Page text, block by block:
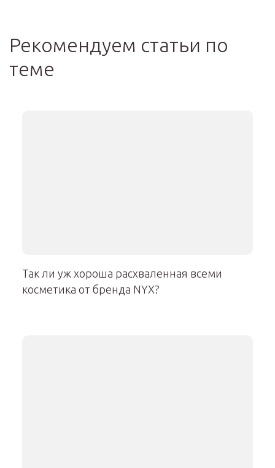
Рекомендуем статьи по
теме
Так ли уж хороша расхваленная всеми
косметика от бренда NYX?